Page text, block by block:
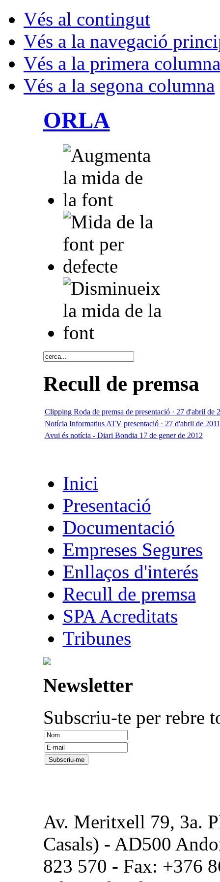
Vés al contingut
Vés a la navegació
Vés a la primera columna
Vés a la segona columna
ORLA
Recull de premsa
Clipping Roda de premsa de presentació · 27 d'abril de
Notícia Informatius ATV presentació · 27 d'abril de 2011
Avui és notícia - Diari Bondia 17 de gener de 2012
Inici
Presentació
Documentació
Empreses Segures
Enllaços d'interés
Recull de premsa
SPA Acreditats
Tribunes
Newsletter
Subscriu-te per rebre
Av. Meritxell 79, 3a.
Casals) - AD500
823 570 - Fax: +376